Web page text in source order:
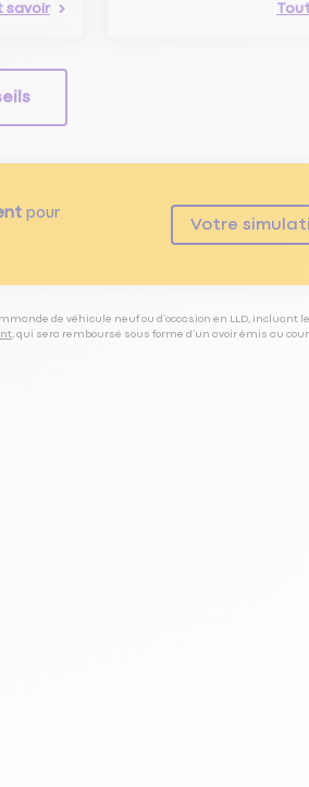
savoir
pour
Votre
de véhicule neuf ou d’occasion en LLD, incluant
, qui sera remboursé sous forme d’un avoir émis au